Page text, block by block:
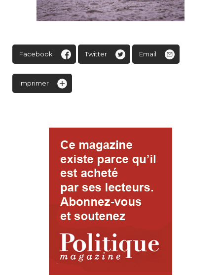
Facebook Twitter Email
Imprimer